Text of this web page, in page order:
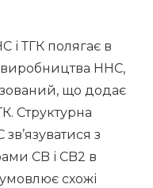
і ТГК полягає в
виробництва HHC,
що додає
Структурна
з
CB і CB2 в
схожі